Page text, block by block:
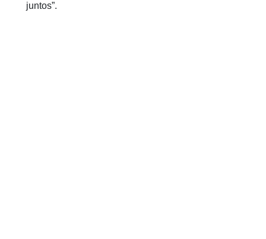
juntos”.